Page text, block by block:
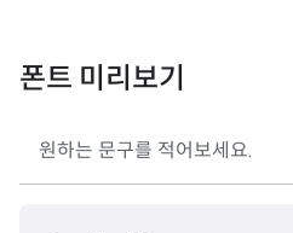
폰트 미리보기